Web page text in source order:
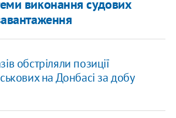
виконання судових
обстріляли позиції
на Донбасі за добу